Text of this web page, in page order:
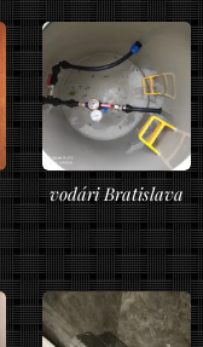
vodári Bratislava